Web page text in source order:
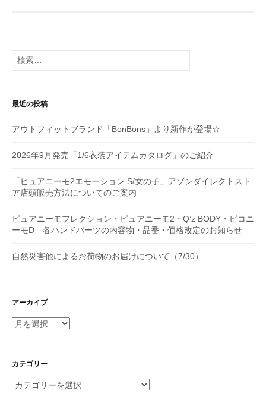
ョ
検
索:
最近の投稿
アウトフィットブランド「BonBons」より新作が登場☆
2026年9月発売「1/6衣装アイテムカタログ」のご紹介
「ピュアニーモ2エモーション S/女の子」アゾンダイレクトスト
ア店頭販売方法についてのご案内
ピュアニーモフレクション・ピュアニーモ2・Q’z BODY・ピコニ
ーモD 各ハンドパーツの内容物・品番・価格改定のお知らせ
自然災害他によるお荷物のお届けについて（7/30）
アーカイブ
ア
イ
カテゴリー
カ